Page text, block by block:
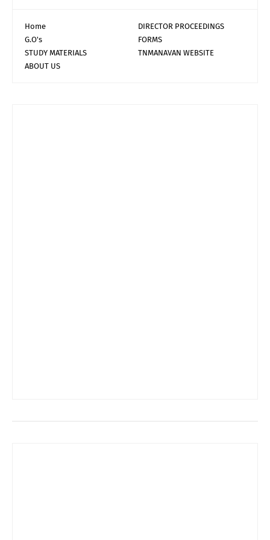
Home
DIRECTOR PROCEEDINGS
G.O's
FORMS
STUDY MATERIALS
TNMANAVAN WEBSITE
ABOUT US